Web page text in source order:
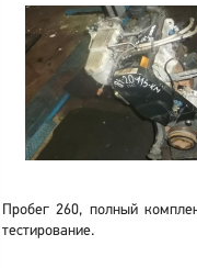
Пробег 260, полный
тестирование.